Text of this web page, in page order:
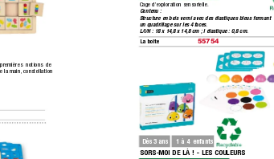
notions de
la main, constellation
Cage d’exploration sensorielle.
Contenu :
Structure en bois verni avec des élastiques bleus formant
un quadrillage sur les 4 faces.
L/l/H : 18 x 14,8 x 14,8 cm ; l élastique : 0,8 cm.
La boîte 55754
Dès 3 ans 1 à 4  enfants
SORS-MOI DE LÀ ! - LES COULEURS